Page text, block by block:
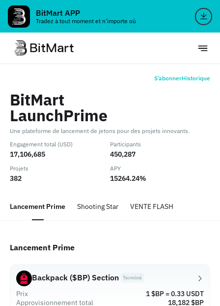
BitMart APP
Tradez à tout moment et n'importe où
S’abonnerHistorique
BitMart
LaunchPrime
Une plateforme de lancement de jetons pour des projets innovants.
Engagement total (USD)
17,106,685
Participants
450,287
Projets
382
APY
15264.24%
Lancement Prime Shooting Star VENTE FLASH
Lancement Prime
Backpack ($BP) Section Terminé
Prix
1 $BP = 0.33 USDT
Approvisionnement total
18,182 $BP